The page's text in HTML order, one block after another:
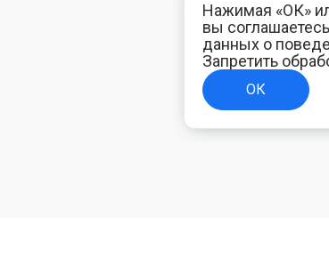
Нажимая «ОК»
вы
данных о
Запретить
ОК